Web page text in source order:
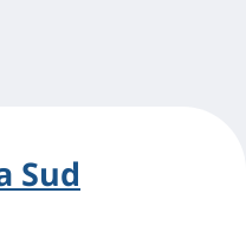
Sud